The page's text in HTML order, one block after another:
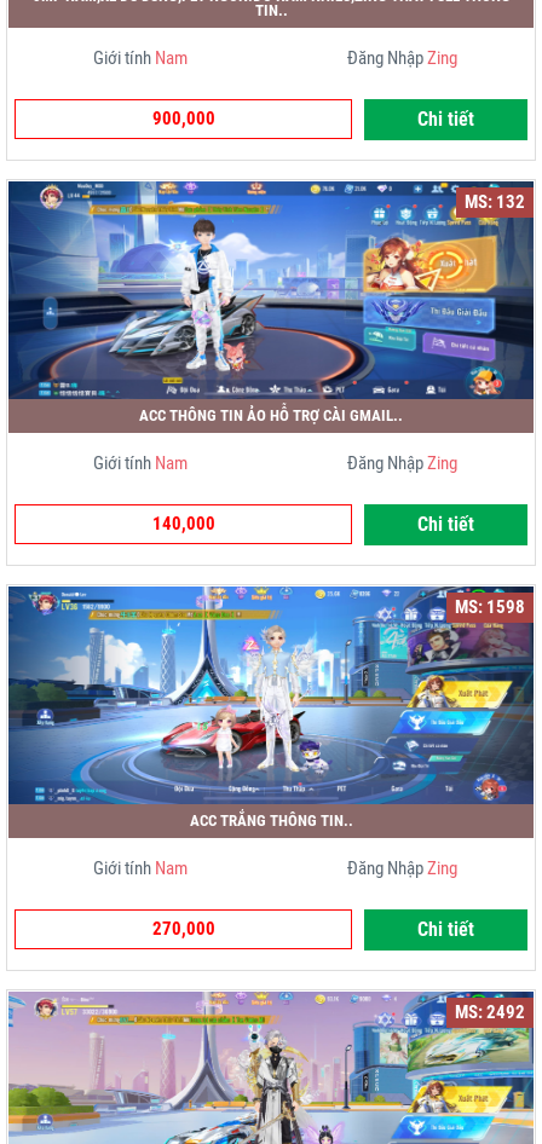
TIN..
Giới tính Nam Đăng NhậpZing
900,000 Chi tiết
MS: 132
ACC THÔNG TIN ẢO HỖ TRỢ CÀI GMAIL..
Giới tính Nam Đăng NhậpZing
140,000 Chi tiết
MS: 1598
ACC TRẮNG THÔNG TIN..
Giới tính Nam Đăng NhậpZing
270,000 Chi tiết
MS: 2492